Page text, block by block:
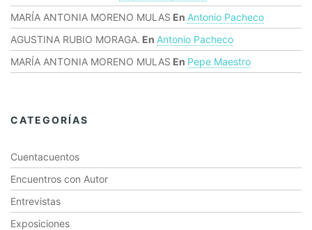
MARÍA ANTONIA MORENO MULAS En Antonio Pacheco
AGUSTINA RUBIO MORAGA. En Antonio Pacheco
MARÍA ANTONIA MORENO MULAS En Pepe Maestro
CATEGORÍAS
Cuentacuentos
Encuentros con Autor
Entrevistas
Exposiciones